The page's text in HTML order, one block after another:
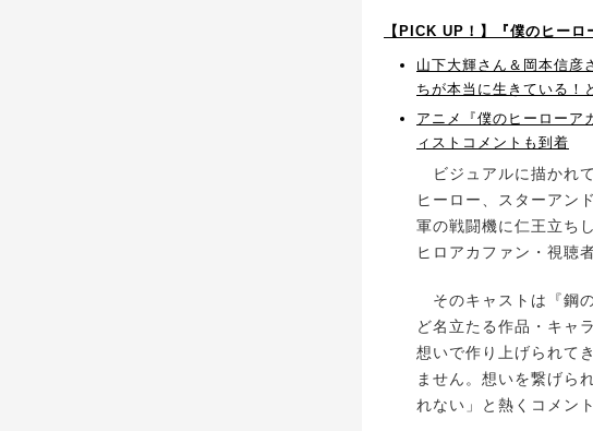
【PICK UP！】『僕のヒー
山下大輝さん＆岡本信彦
ちが本当に生きている！
アニメ『僕のヒーローア
ィストコメントも到着
ビジュアルに描かれ
ヒーロー、スターアン
軍の戦闘機に仁王立ち
ヒロアカファン・視聴
そのキャストは『鋼
ど名立たる作品・キャ
想いで作り上げられて
ません。想いを繋げら
れない」と熱くコメン